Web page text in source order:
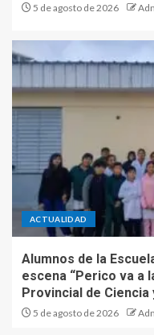
5 de agosto de 2026
ACTUALIDAD
Alumnos de la
escena “Perico va a
Provincial de Ciencia
5 de agosto de 2026